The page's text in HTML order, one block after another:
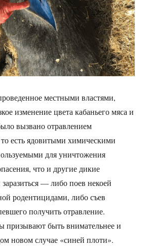
местными властями,
изменение цвета кабаньего мяса и
вызвано отравлением
есть ядовитыми химическими
для уничтожения
что и другие дикие
— либо поев некоей
родентицидами, либо съев
получить отравление.
призывают быть внимательнее и
новом случае «синей плоти».